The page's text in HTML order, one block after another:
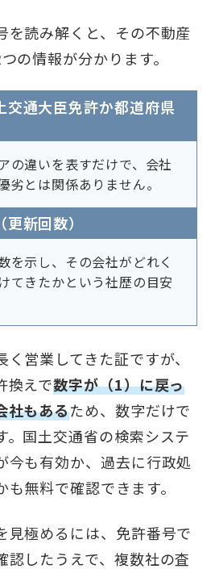
を読み解くと、その不動産
の情報が分かります。
交通大臣免許か都道府県
の違いを表すだけで、会社
劣とは関係ありません。
新回数）
を示し、その会社がどれく
てきたかという社歴の目安
営業してきた証ですが、
換えで数字が（1）に戻っ
社もあるため、数字だけで
。国土交通省の検索システ
今も有効か、過去に行政処
無料で確認できます。
見極めるには、免許番号で
認したうえで、複数社の査